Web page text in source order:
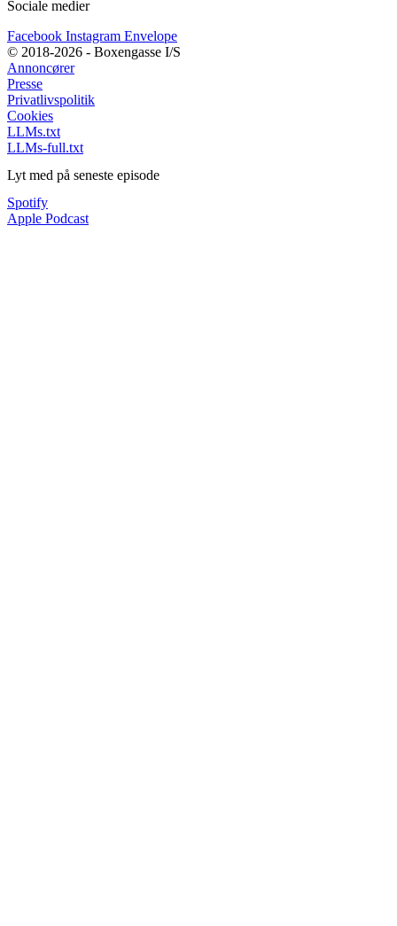
Sociale medier
Facebook Instagram Envelope
© 2018-2026 - Boxengasse I/S
Annoncører
Presse
Privatlivspolitik
Cookies
LLMs.txt
LLMs-full.txt
Lyt med på seneste episode
Spotify
Apple Podcast